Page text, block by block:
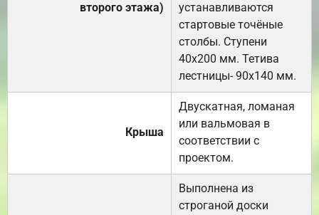
второго этажа)
устанавливаются
стартовые точёные
столбы. Ступени
40х200 мм. Тетива
лестницы- 90х140 мм.
Крыша
Двускатная, ломаная
или вальмовая в
соответствии с
проектом.
Выполнена из
строганой доски